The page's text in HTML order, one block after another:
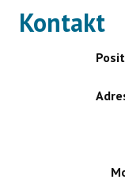
Ausstellung
Kontakt